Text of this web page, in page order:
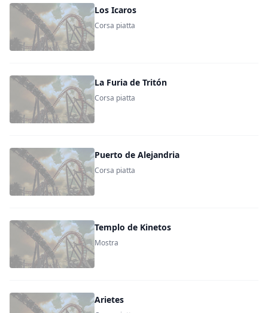
Los Icaros
Corsa piatta
La Furia de Tritón
Corsa piatta
Puerto de Alejandria
Corsa piatta
Templo de Kinetos
Mostra
Arietes